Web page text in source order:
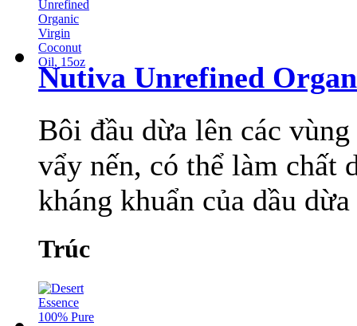
Nutiva Unrefined
Bôi đầu dừa lên các
vẩy nến, có thể làm chất
kháng khuẩn của dầu
Trúc